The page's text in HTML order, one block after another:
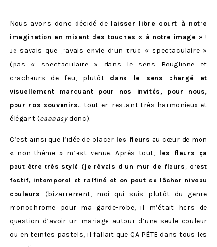
Nous avons donc décidé de laisser libre court à notre
imagination en mixant des touches « à notre image » !
Je savais que j’avais envie d’un truc « spectaculaire »
(pas « spectaculaire » dans le sens Bouglione et
cracheurs de feu, plutôt dans le sens chargé et
visuellement marquant pour nos invités, pour nous,
pour nos souvenirs… tout en restant très harmonieux et
élégant (eaaaasydonc).
C’est ainsi que l’idée de placer les fleurs au cœur de mon
« non-thème » m’est venue. Après tout, les fleurs ça
peut être très stylé (je rêvais d’un mur de fleurs, c’est
festif, intemporel et raffiné et on peut se lâcher niveau
couleurs (bizarrement, moi qui suis plutôt du genre
monochrome pour ma garde-robe, il m’était hors de
question d’avoir un mariage autour d’une seule couleur
ou en teintes pastels, il fallait que ÇA PÈTE dans tous les